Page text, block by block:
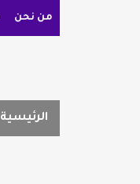
من نحن
الرئيسية